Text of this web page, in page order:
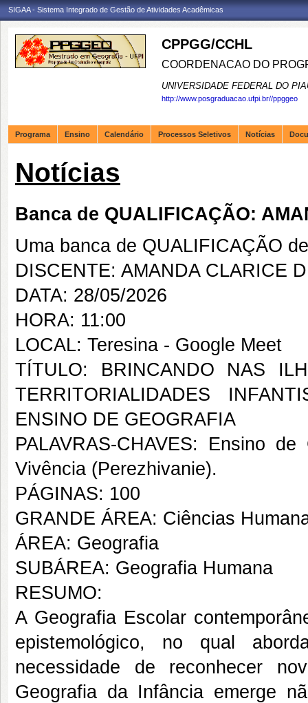
SIGAA - Sistema Integrado de Gestão de Atividades Acadêmicas
CPPGG/CCHL
COORDENACAO DO
UNIVERSIDADE FEDERAL DO
http://www.posgraduacao.ufpi.br//ppggeo
Programa Ensino Calendário Processos Seletivos Notícias
Notícias
Banca de QUALIFICAÇÃO:
Uma banca de QUALIFICAÇÃO
DISCENTE: AMANDA CLARICE
DATA: 28/05/2026
HORA: 11:00
LOCAL: Teresina - Google Meet
TÍTULO: BRINCANDO NAS
TERRITORIALIDADES
ENSINO DE GEOGRAFIA
PALAVRAS-CHAVES: Ensino
Vivência (Perezhivanie).
PÁGINAS: 100
GRANDE ÁREA: Ciências
ÁREA: Geografia
SUBÁREA: Geografia Humana
RESUMO:
A Geografia Escolar
epistemológico, no qual
necessidade de reconhecer
Geografia da Infância emerge